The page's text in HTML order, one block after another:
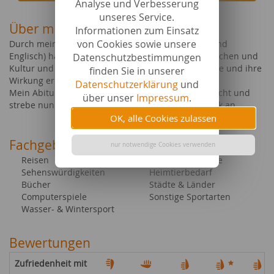
Analyse und Verbesserung
unseres Service.
Informationen zum Einsatz
von Cookies sowie unsere
Datenschutzbestimmungen
finden Sie in unserer
Datenschutzerklärungund
über unser Impressum.
OK, alle Cookies zulassen
nur notwendige Cookies verwenden
Über mich
Durch mein zweisprachiges Elternhaus (Deutsch und
Englisch) hatte ich immer großes Interesse an Sprachen und
Kultur und habe dadurch auch ein Gefühl für Worte und ihre
Wirkung erlangt.
Mein Abitur habe ich in Baden-Württemberg gemacht und
strebe nun ein Studium für Skandinavistik/Fennistik an.
Fachgebiete bei content.de
Reisen
Sehenswürdigkeiten
Bücher
Computerspiele
Wasser- & Wintersport
Haus- & Nutztiere
Heimtierbedarf
Städte & Länder
Sonstige Sportarten
Bewertungen
Zufriedenheit mit